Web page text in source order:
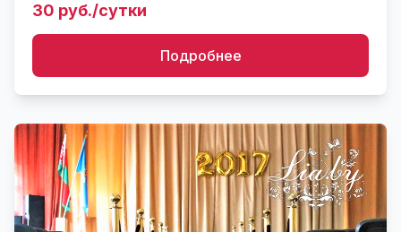
Только под драпировку. ...
30 руб./сутки
Подробнее